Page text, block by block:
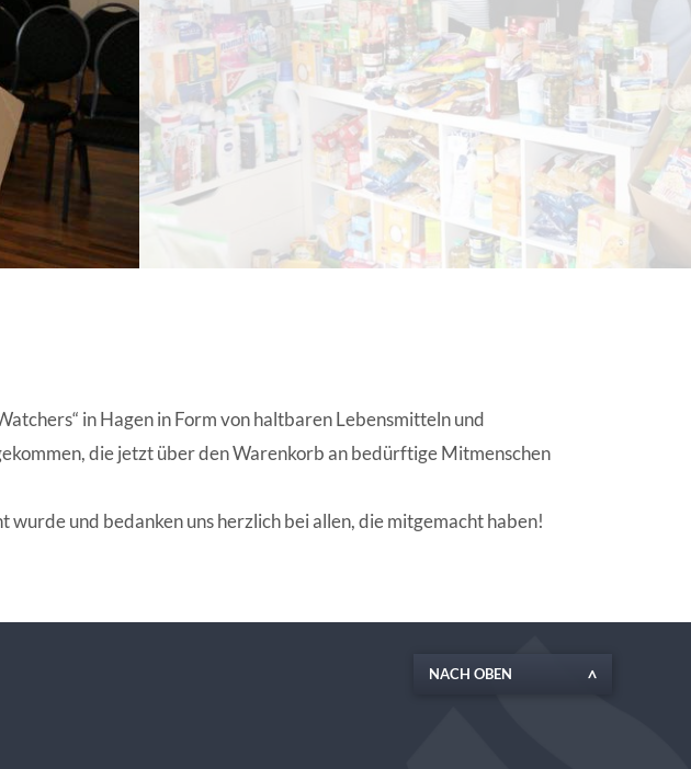
UNTERNEHMEN | FACHVERBÄNDE
in Hagen in Form von haltbaren Lebensmitteln und
die jetzt über den Warenkorb an bedürftige Mitmenschen
und bedanken uns herzlich bei allen, die mitgemacht haben!
NACH OBEN